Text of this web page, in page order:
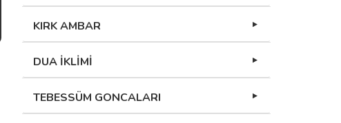
KIRK AMBAR
DUA İKLİMİ
TEBESSÜM GONCALARI